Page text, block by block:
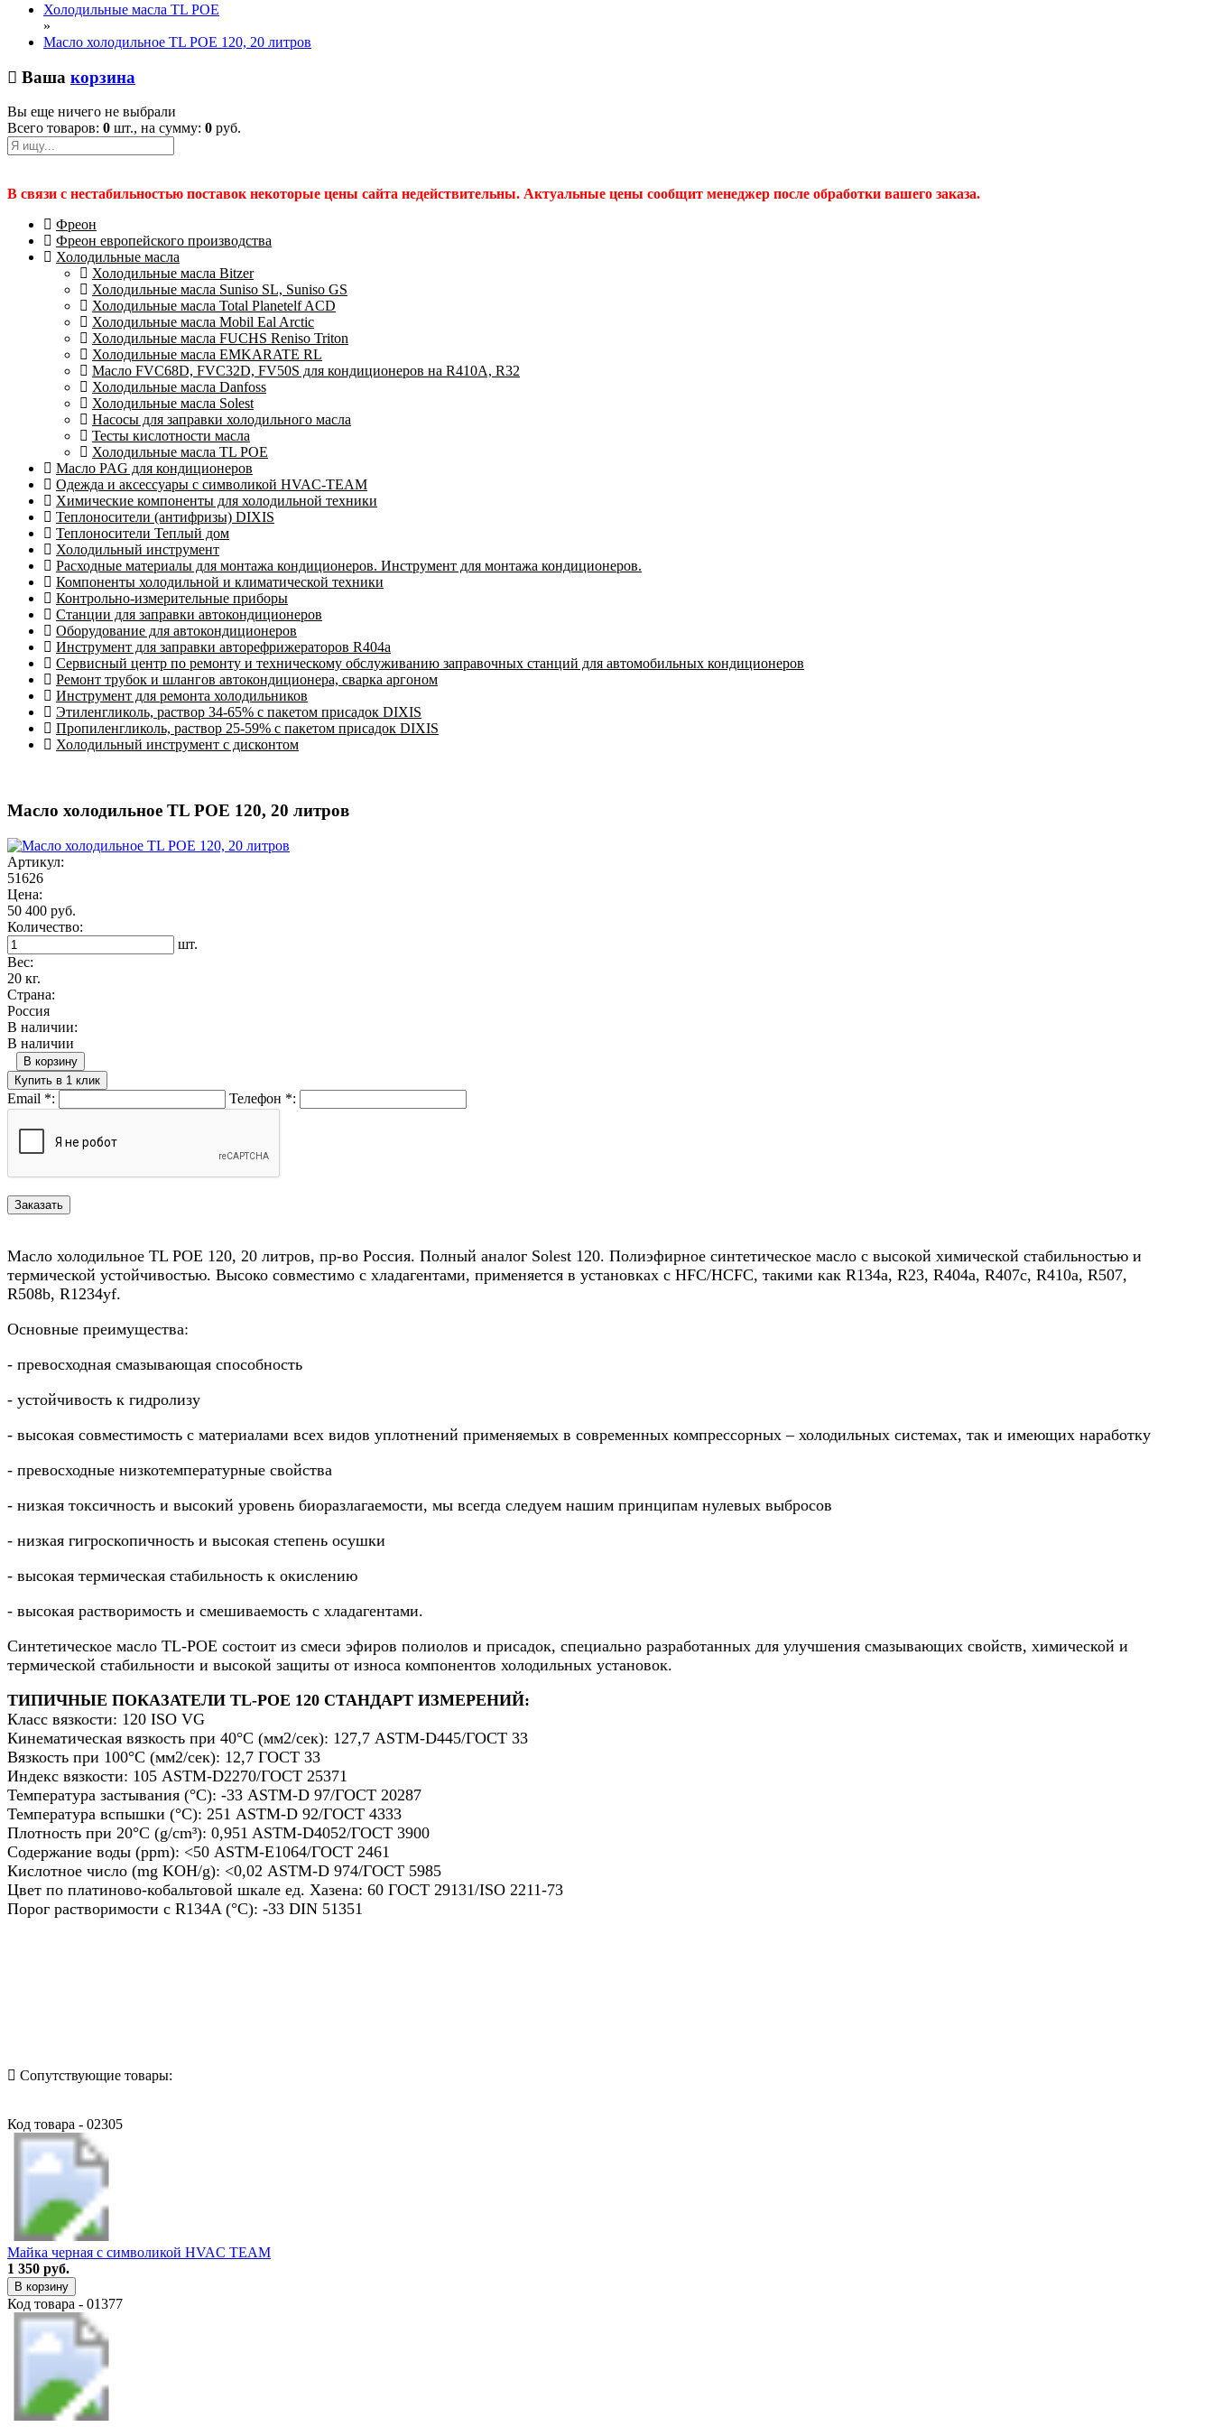
Холодильные масла TL POE
»
Масло холодильное TL POE 120, 20 литров
Ваша корзина
Вы еще ничего не выбрали
Всего товаров: 0 шт., на сумму: 0 руб.
В связи с нестабильностью поставок некоторые цены сайта недействительны. Актуальные цены сообщит менеджер после обработки вашего заказа.
Фреон
Фреон европейского производства
Холодильные масла
Холодильные масла Bitzer
Холодильные масла Suniso SL, Suniso GS
Холодильные масла Total Planetelf ACD
Холодильные масла Mobil Eal Arctic
Холодильные масла FUCHS Reniso Triton
Холодильные масла EMKARATE RL
Масло FVC68D, FVC32D, FV50S для кондиционеров на R410A, R32
Холодильные масла Danfoss
Холодильные масла Solest
Насосы для заправки холодильного масла
Тесты кислотности масла
Холодильные масла TL POE
Масло PAG для кондиционеров
Одежда и аксессуары с символикой HVAC-TEAM
Химические компоненты для холодильной техники
Теплоносители (антифризы) DIXIS
Теплоносители Теплый дом
Холодильный инструмент
Расходные материалы для монтажа кондиционеров. Инструмент для монтажа кондиционеров.
Компоненты холодильной и климатической техники
Контрольно-измерительные приборы
Станции для заправки автокондиционеров
Оборудование для автокондиционеров
Инструмент для заправки авторефрижераторов R404a
Сервисный центр по ремонту и техническому обслуживанию заправочных станций для автомобильных кондиционеров
Ремонт трубок и шлангов автокондиционера, сварка аргоном
Инструмент для ремонта холодильников
Этиленгликоль, раствор 34-65% с пакетом присадок DIXIS
Пропиленгликоль, раствор 25-59% с пакетом присадок DIXIS
Холодильный инструмент с дисконтом
Масло холодильное TL POE 120, 20 литров
Артикул:
51626
Цена:
50 400 руб.
Количество:
шт.
Вес:
20 кг.
Страна:
Россия
В наличии:
В наличии
В корзину
Купить в 1 клик
Email *: Телефон *:
Масло холодильное TL POE 120, 20 литров, пр-во Россия. Полный аналог Solest 120. Полиэфирное синтетическое масло с высокой химической стабильностью и
термической устойчивостью. Высоко совместимо с хладагентами, применяется в установках с HFC/HCFC, такими как R134a, R23, R404a, R407c, R410а, R507,
R508b, R1234yf.
Основные преимущества:
- превосходная смазывающая способность
- устойчивость к гидролизу
- высокая совместимость с материалами всех видов уплотнений применяемых в современных компрессорных – холодильных системах, так и имеющих наработку
- превосходные низкотемпературные свойства
- низкая токсичность и высокий уровень биоразлагаемости, мы всегда следуем нашим принципам нулевых выбросов
- низкая гигроскопичность и высокая степень осушки
- высокая термическая стабильность к окислению
- высокая растворимость и смешиваемость с хладагентами.
Синтетическое масло TL-POE состоит из смеси эфиров полиолов и присадок, специально разработанных для улучшения смазывающих свойств, химической и
термической стабильности и высокой защиты от износа компонентов холодильных установок.
ТИПИЧНЫЕ ПОКАЗАТЕЛИ TL-POE 120 СТАНДАРТ ИЗМЕРЕНИЙ:
Класс вязкости: 120 ISO VG
Кинематическая вязкость при 40°C (мм2/сек): 127,7 ASTM-D445/ГОСТ 33
Вязкость при 100°C (мм2/сек): 12,7 ГОСТ 33
Индекс вязкости: 105 ASTM-D2270/ГОСТ 25371
Температура застывания (°C): -33 ASTM-D 97/ГОСТ 20287
Температура вспышки (°C): 251 ASTM-D 92/ГОСТ 4333
Плотность при 20°C (g/cm³): 0,951 ASTM-D4052/ГОСТ 3900
Содержание воды (ppm): <50 ASTM-E1064/ГОСТ 2461
Кислотное число (mg KOH/g): <0,02 ASTM-D 974/ГОСТ 5985
Цвет по платиново-кобальтовой шкале ед. Хазена: 60 ГОСТ 29131/ISO 2211-73
Порог растворимости с R134A (°C): -33 DIN 51351
Сопутствующие товары:
Код товара - 02305
Майка черная с символикой HVAC TEAM
1 350 руб.
В корзину
Код товара - 01377